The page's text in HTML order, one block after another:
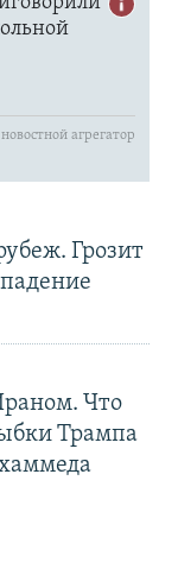
Грозит
Что
Трампа